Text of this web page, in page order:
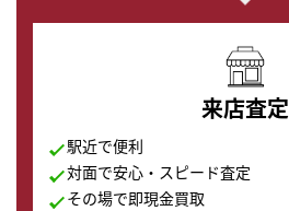
来店査定
駅近で便利
対面で安心・スピード査定
その場で即現金買取